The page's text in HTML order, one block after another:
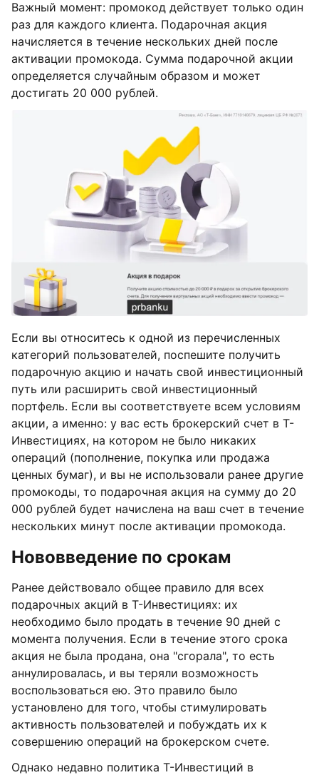
Важный момент: промокод действует только один
раз для каждого клиента. Подарочная акция
начисляется в течение нескольких дней после
активации промокода. Сумма подарочной акции
определяется случайным образом и может
достигать 20 000 рублей.
Если вы относитесь к одной из перечисленных
категорий пользователей, поспешите получить
подарочную акцию и начать свой инвестиционный
путь или расширить свой инвестиционный
портфель. Если вы соответствуете всем условиям
акции, а именно: у вас есть брокерский счет в Т-
Инвестициях, на котором не было никаких
операций (пополнение, покупка или продажа
ценных бумаг), и вы не использовали ранее другие
промокоды, то подарочная акция на сумму до 20
000 рублей будет начислена на ваш счет в течение
нескольких минут после активации промокода.
Нововведение по срокам
Ранее действовало общее правило для всех
подарочных акций в Т-Инвестициях: их
необходимо было продать в течение 90 дней с
момента получения. Если в течение этого срока
акция не была продана, она "сгорала", то есть
аннулировалась, и вы теряли возможность
воспользоваться ею. Это правило было
установлено для того, чтобы стимулировать
активность пользователей и побуждать их к
совершению операций на брокерском счете.
Однако недавно политика Т-Инвестиций в